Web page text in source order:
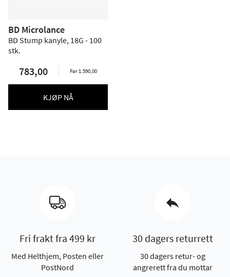
BD Microlance
BD Stump kanyle, 18G - 100
stk.
783,00 Før 1.590,00
KJØP NÅ
Fri frakt fra 499 kr
Med Helthjem, Posten eller
PostNord
30 dagers returrett
30 dagers retur- og
angrerett fra du mottar